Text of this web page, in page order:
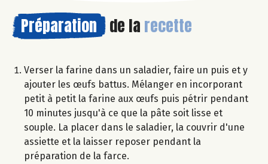
Préparation de la recette
Verser la farine dans un saladier, faire un puis et y
ajouter les œufs battus. Mélanger en incorporant
petit à petit la farine aux œufs puis pétrir pendant
10 minutes jusqu'à ce que la pâte soit lisse et
souple. La placer dans le saladier, la couvrir d'une
assiette et la laisser reposer pendant la
préparation de la farce.